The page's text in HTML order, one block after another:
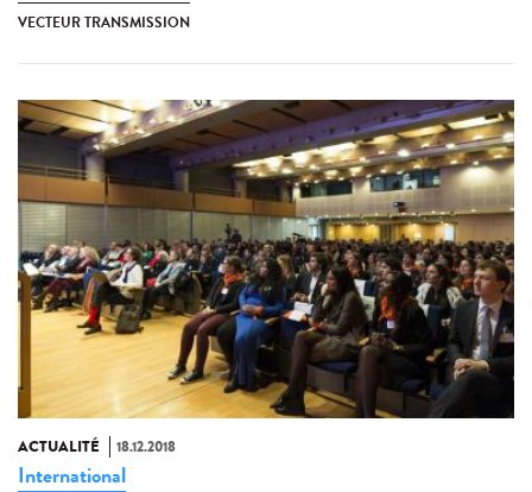
VECTEUR TRANSMISSION
ACTUALITÉ 18.12.2018
International